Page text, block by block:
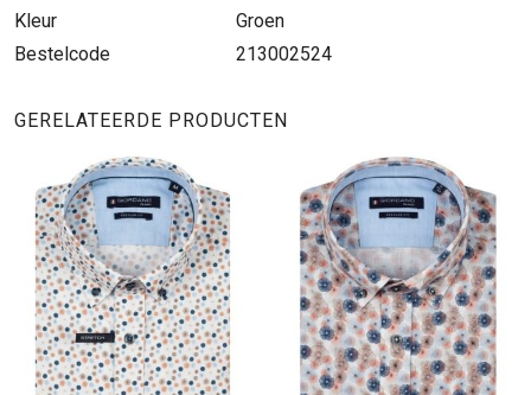
Kleur
Groen
Bestelcode
213002524
GERELATEERDE PRODUCTEN